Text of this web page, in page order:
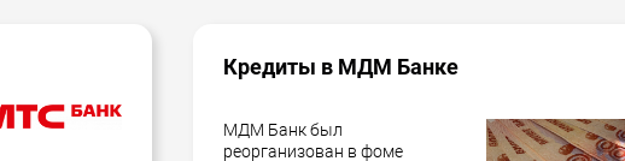
Кредиты в МДМ Банке
МДМ Банк был
реорганизован в фоме